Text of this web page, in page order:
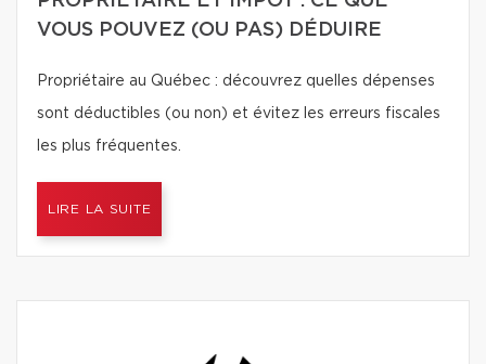
VOUS POUVEZ (OU PAS) DÉDUIRE
Propriétaire au Québec : découvrez quelles dépenses
sont déductibles (ou non) et évitez les erreurs fiscales
les plus fréquentes.
LIRE LA SUITE